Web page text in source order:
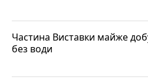
Частина Виставки майже
без води